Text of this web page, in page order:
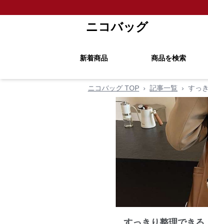
ニコバッグ
新着商品 商品を検索
ニコバッグ TOP › 記事一覧 › すっ